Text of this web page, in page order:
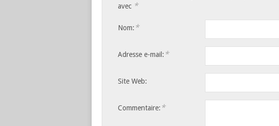
avec *
Nom: *
Adresse e-mail: *
Site Web:
Commentaire: *